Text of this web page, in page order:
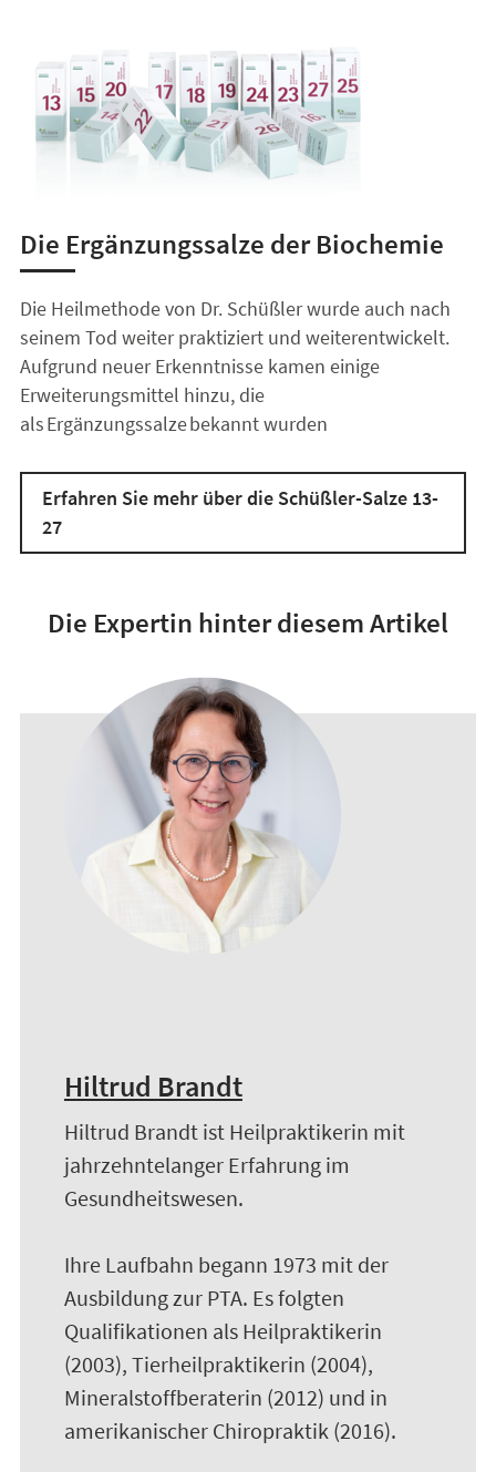
Die Ergänzungssalze der Biochemie
Die Heilmethode von Dr. Schüßler wurde auch nach
seinem Tod weiter praktiziert und weiterentwickelt.
Aufgrund neuer Erkenntnisse kamen einige
Erweiterungsmittel hinzu, die
als Ergänzungssalze bekannt wurden
Erfahren Sie mehr über die Schüßler-Salze 13-
27
Die Expertin hinter diesem Artikel
Hiltrud Brandt
Hiltrud Brandt ist Heilpraktikerin mit
jahrzehntelanger Erfahrung im
Gesundheitswesen.
Ihre Laufbahn begann 1973 mit der
Ausbildung zur PTA. Es folgten
Qualifikationen als Heilpraktikerin
(2003), Tierheilpraktikerin (2004),
Mineralstoffberaterin (2012) und in
amerikanischer Chiropraktik (2016).